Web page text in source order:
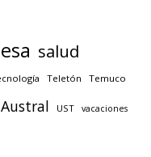
salud
Teletón Temuco
UST vacaciones